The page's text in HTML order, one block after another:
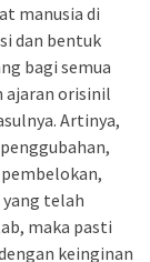
manusia di
dan bentuk
bagi semua
ajaran orisinil
Artinya,
telah
maka pasti
keinginan